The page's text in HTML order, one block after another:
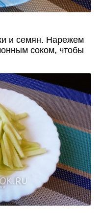
и семян. Нарежем
соком, чтобы